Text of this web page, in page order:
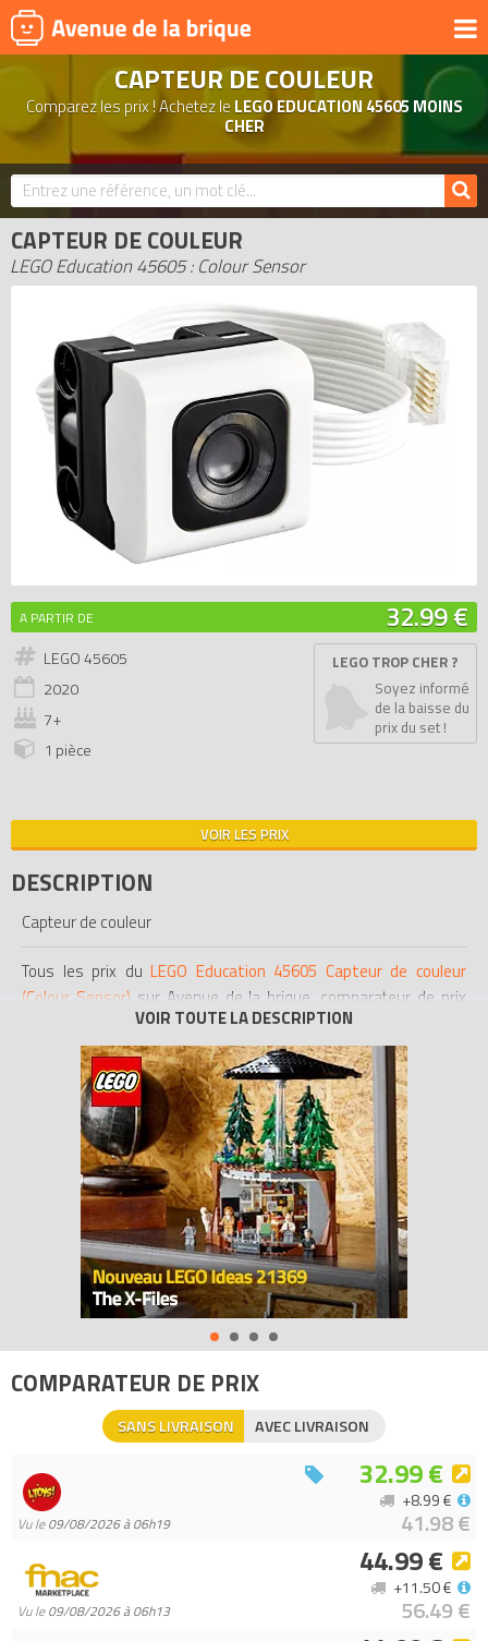
UNIVERS
PRODUITS DÉRIVÉS
NOUVEAUTÉS
LEGO 2026
BONS PLANS
ACTUALITÉS
ASSOCIATIONS DE FANS
EXPOSITIONS LEGO
LEGO LES PLUS CHERS
DERNIERS LEGO AJOUTÉS
CAPTEUR DE COULEUR
Comparez les prix ! Achetez le LEGO EDUCATION 45605 MOINS
CHER
CAPTEUR DE COULEUR
LEGO Education 45605 : Colour Sensor
A PARTIR DE 32.99 €
LEGO 45605
2020
7+
1 pièce
LEGO TROP CHER ?
Soyez informé
de la baisse du
prix du set !
VOIR LES PRIX
DESCRIPTION
Capteur de couleur
Tous les prix duLEGO Education 45605 Capteur de couleur
(Colour Sensor) sur Avenue de la brique, comparateur de prix
Code EAN du LEGO Education 45605 : 0673419306966.
COMPARATEUR DE PRIX
SANS LIVRAISON AVEC LIVRAISON
Vu le09/08/2026 à 06h19
32.99 €
41.98 €
+8.99 €
Vu le09/08/2026 à 06h13
44.99 €
56.49 €
+11.50 €